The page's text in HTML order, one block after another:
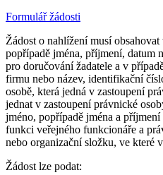
Formulář žádosti
Žádost o nahlížení musí
popřípadě jména, příjmení, datum
pro doručování žadatele a v
firmu nebo název, identifikační
osobě, která jedná v zastoupení
jednat v zastoupení právnické
jméno, popřípadě jména a
funkci veřejného funkcionáře a
nebo organizační složku, ve které
Žádost lze podat: